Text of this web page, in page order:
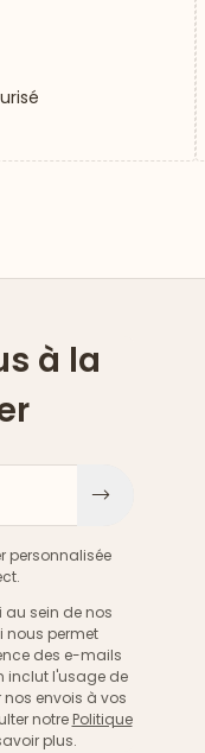
à la
personnalisée
au sein de nos
nous permet
des e-mails
inclut l'usage de
envois à vos
notre Politique
plus.